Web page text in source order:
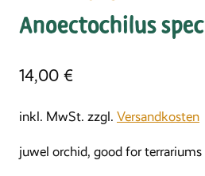
Anoectochilus spec
14,00 €
inkl. MwSt. zzgl. Versandkosten
juwel orchid, good for terrariums